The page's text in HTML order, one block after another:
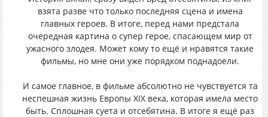
взята разве что только последняя сцена и имена
главных героев. В итоге, перед нами предстала
очередная картина о супер герое, спасающем мир от
ужасного злодея. Может кому то ещё и нравятся такие
фильмы, но мне они уже порядком поднадоели.
И самое главное, в фильме абсолютно не чувствуется та
неспешная жизнь Европы XIX века, которая имела место
быть. Сплошная суета и отсебятина. В итоге я ещё раз